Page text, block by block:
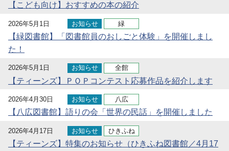
【こども向け】おすすめの本の紹介
2026年5月1日 お知らせ 緑
【緑図書館】「図書館員のおしごと体験」を開催しまし
た！
2026年5月1日 お知らせ 全館
【ティーンズ】ＰＯＰコンテスト応募作品を紹介します
2026年4月30日 お知らせ 八広
【八広図書館】語りの会「世界の民話」を開催しました
2026年4月17日 お知らせ ひきふね
【ティーンズ】特集のお知らせ（ひきふね図書館／4月17